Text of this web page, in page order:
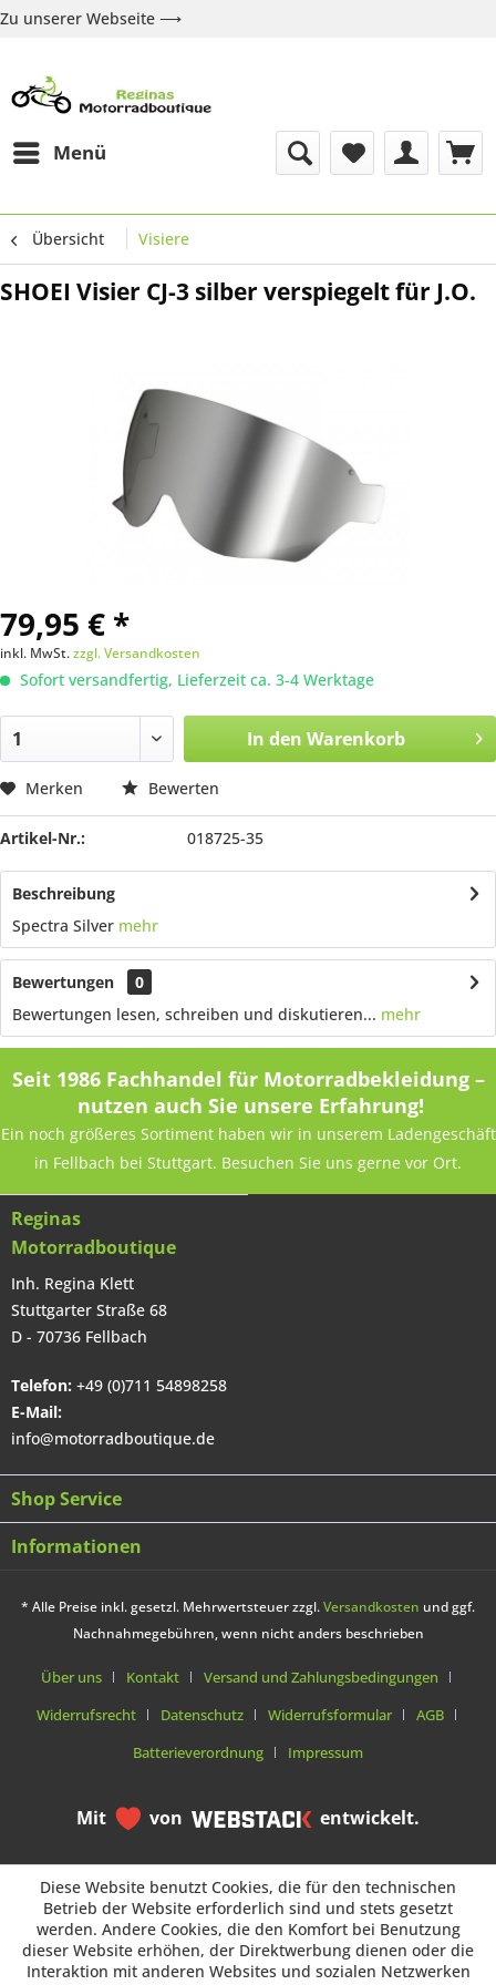
Zu unserer Webseite ⟶
Menü
Übersicht Visiere
SHOEI Visier CJ-3 silber verspiegelt für J.O.
79,95 € *
inkl. MwSt.zzgl. Versandkosten
Sofort versandfertig, Lieferzeit ca. 3-4 Werktage
In den Warenkorb
Merken Bewerten
Artikel-Nr.: 018725-35
Beschreibung
Spectra Silver mehr
Bewertungen
0
Bewertungen lesen, schreiben und diskutieren... mehr
Seit 1986 Fachhandel für Motorradbekleidung –
nutzen auch Sie unsere Erfahrung!
Ein noch größeres Sortiment haben wir in unserem Ladengeschäft
in Fellbach bei Stuttgart. Besuchen Sie uns gerne vor Ort.
Reginas
Motorradboutique
Inh. Regina Klett
Stuttgarter Straße 68
D - 70736 Fellbach
Telefon: +49 (0)711 54898258
E-Mail:
info@motorradboutique.de
Shop Service
Informationen
* Alle Preise inkl. gesetzl. Mehrwertsteuer zzgl.Versandkosten und ggf.
Nachnahmegebühren, wenn nicht anders beschrieben
Über uns Kontakt
Versand und Zahlungsbedingungen
Widerrufsrecht
Datenschutz Widerrufsformular
AGB
Batterieverordnung
Impressum
Mit von entwickelt.
Diese Website benutzt Cookies, die für den technischen
Betrieb der Website erforderlich sind und stets gesetzt
werden. Andere Cookies, die den Komfort bei Benutzung
dieser Website erhöhen, der Direktwerbung dienen oder die
Interaktion mit anderen Websites und sozialen Netzwerken
Diese Website benutzt Cookies, die für den technischen
Betrieb der Website erforderlich sind und stets gesetzt
werden. Andere Cookies, die den Komfort bei Benutzung
dieser Website erhöhen, der Direktwerbung dienen oder die
Interaktion mit anderen Websites und sozialen Netzwerken